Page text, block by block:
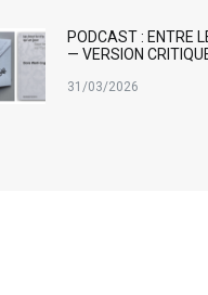
PODCAST : ENTRE
— VERSION
31/03/2026